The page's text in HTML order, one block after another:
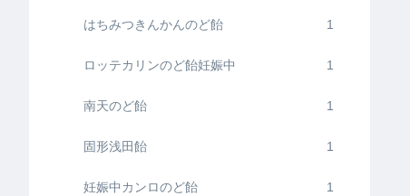
はちみつきんかんのど飴 1
ロッテカリンのど飴妊娠中 1
南天のど飴 1
固形浅田飴 1
妊娠中カンロのど飴 1